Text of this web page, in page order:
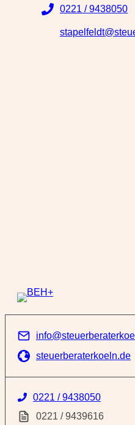
0221 / 9438050
steuerberaterkoeln.de
0221 / 9438050
0221 / 9439616